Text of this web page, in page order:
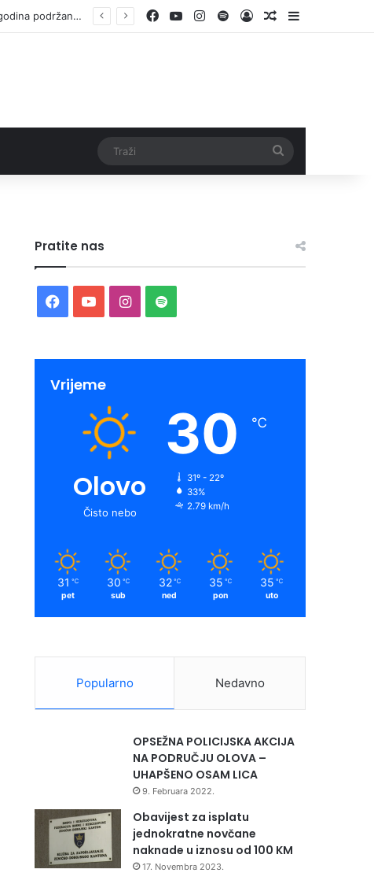
Vlada ZDK podržala samozapošljavanje 97 pripadnika boračke populacije – za 10 godina podržano pokretanje 1.152 mala biznisa Facebook
YouTubeInstagram
SpotifyLog InRandom Article
Sidebar
Pratite nas
Facebook
YouTubeInstagram
Spotify
Vrijeme
Olovo
Čisto nebo
30 ℃
31º - 22º
33%
2.79 km/h
31 ℃
pet
30 ℃
sub
32 ℃
ned
35 ℃
pon
35 ℃
uto
Popularno Nedavno
OPSEŽNA POLICIJSKA AKCIJA
NA PODRUČJU OLOVA –
UHAPŠENO OSAM LICA
9. Februara 2022.
Obavijest za isplatu
jednokratne novčane
naknade u iznosu od 100 KM
17. Novembra 2023.